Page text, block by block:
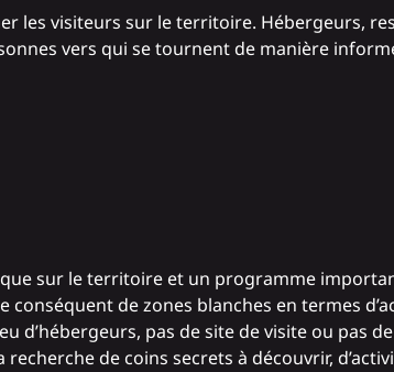
les visiteurs sur le territoire. Hébergeurs,
vers qui se tournent de manière
sur le territoire et un programme
de zones blanches en termes
d’hébergeurs, pas de site de visite ou pas de
de coins secrets à découvrir,